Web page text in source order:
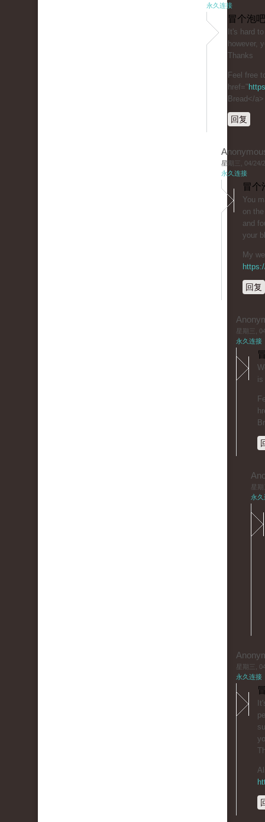
永久连接
冒个泡
It's hard
however,
Thanks
Feel free
href="
Bread</a>
回复
星期三, 04/24/
永久连接
冒个
You
on
and
your
My
回复
星期三,
永久连接
is
星
永久
星期三,
永久连接